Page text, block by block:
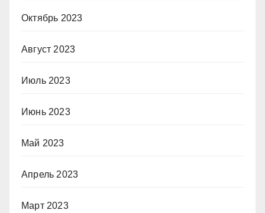
Октябрь 2023
Август 2023
Июль 2023
Июнь 2023
Май 2023
Апрель 2023
Март 2023